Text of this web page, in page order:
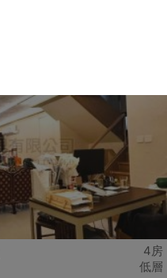
4房
低層